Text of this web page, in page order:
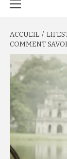
ACCUEIL
COMMENT